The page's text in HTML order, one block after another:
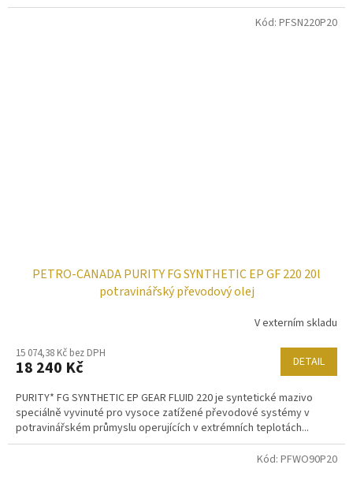
PETRO-CANADA PURITY FG SYNTHETIC EP GF 220 20l
potravinářský převodový olej
V externím skladu
15 074,38 Kč bez DPH
18 240 Kč DETAIL
PURITY* FG SYNTHETIC EP GEAR FLUID 220 je syntetické mazivo
speciálně vyvinuté pro vysoce zatížené převodové systémy v
potravinářském průmyslu operujících v extrémních teplotách...
Kód: PFSN220P20
Kód: PFWO90P20